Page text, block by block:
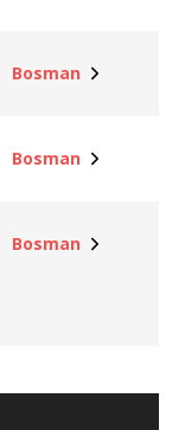
Bosman
Bosman
Bosman